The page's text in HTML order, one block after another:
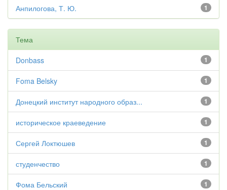
1
Анпилогова, Т. Ю.
Тема
1
Donbass
1
Foma Belsky
1
Донецкий институт народного образ...
1
историческое краеведение
1
Сергей Локтюшев
1
студенчество
1
Фома Бельский